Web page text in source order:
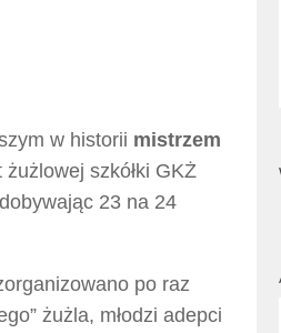
w historii mistrzem
szkółki GKŻ
23 na 24
po raz
żużla, młodzi adepci